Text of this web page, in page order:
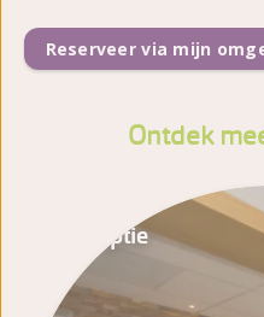
Reserveer via mijn
Ontdek
Receptie